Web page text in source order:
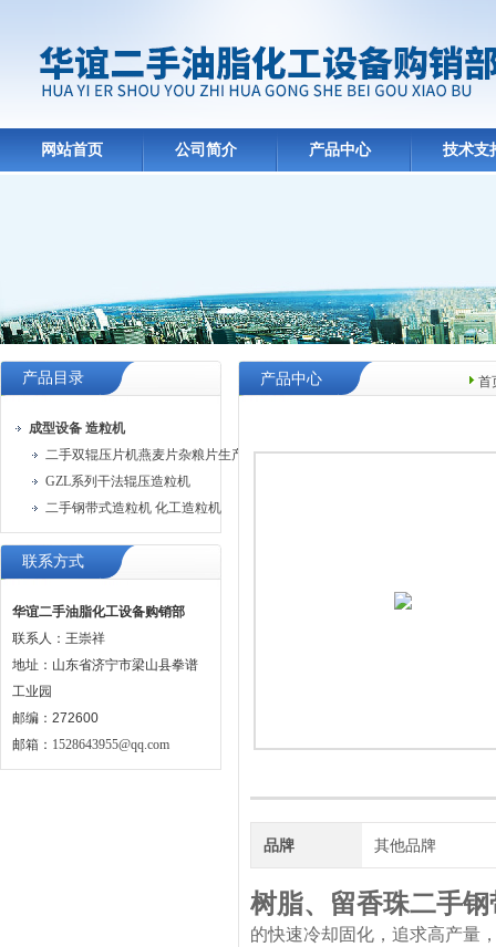
网站首页 公司简介 产品中心 技术支
产品目录
成型设备 造粒机
二手双辊压片机燕麦片杂粮片生产线
GZL系列干法辊压造粒机
二手钢带式造粒机 化工造粒机
联系方式
华谊二手油脂化工设备购销部
联系人：王崇祥
地址：山东省济宁市梁山县拳谱
工业园
邮编：272600
邮箱： 1528643955@qq.com
首
产品中心
品牌 其他品牌
树脂、留香珠二手
的快速冷却固化，追求高产量